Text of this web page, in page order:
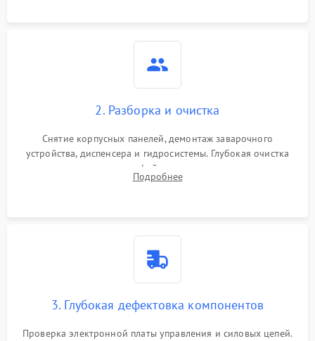
2. Разборка и очистка
Снятие корпусных панелей, демонтаж заварочного
устройства, диспенсера и гидросистемы. Глубокая очистка
внутренних узлов от кофейных масел, жмыха и накипи.
Промывка дренажных каналов и фильтров с использованием
Подробнее
3. Глубокая дефектовка компонентов
Проверка электронной платы управления и силовых цепей.